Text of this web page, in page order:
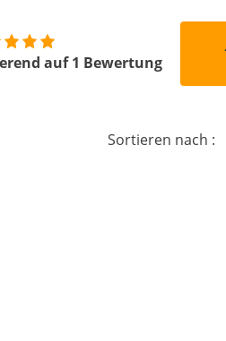
auf 1 Bewertung
Sortieren nach :